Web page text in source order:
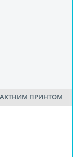
ПРИНТОМ